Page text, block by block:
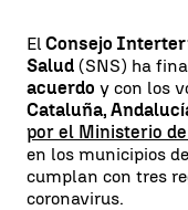
El Consejo
Salud (SNS) ha
acuerdo y con los
Cataluña,
por el Ministerio
en los municipios
cumplan con tres
coronavirus.